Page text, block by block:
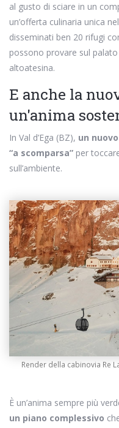
al gusto di sciare in un
un’offerta culinaria unica
disseminati ben 20 rifugi
possono provare sul
altoatesina.
E anche la
un'anima
In Val d’Ega (BZ), un
“a scomparsa” per
sull’ambiente.
Render della cabinovia Re
È un’anima sempre più
un piano complessivo